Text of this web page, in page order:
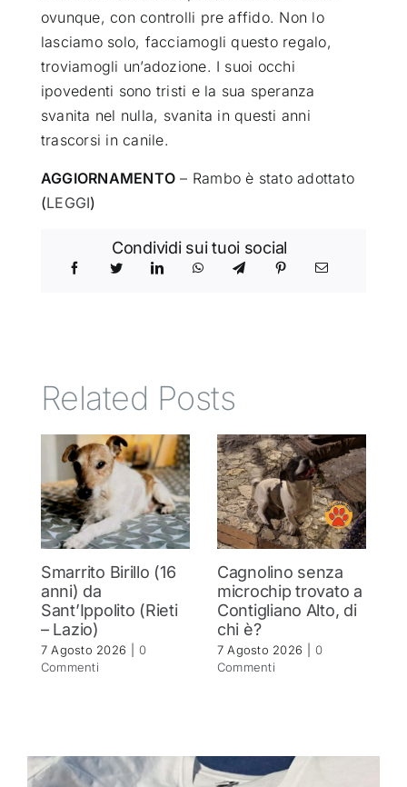
ovunque, con controlli pre affido. Non lo
lasciamo solo, facciamogli questo regalo,
troviamogli un’adozione. I suoi occhi
ipovedenti sono tristi e la sua speranza
svanita nel nulla, svanita in questi anni
trascorsi in canile.
AGGIORNAMENTO – Rambo è stato adottato
(LEGGI)
Condividi sui tuoi social
Related Posts
Smarrito Birillo (16
anni) da
Sant’Ippolito (Rieti
– Lazio)
7 Agosto 2026
0
Commenti
Cagnolino senza
microchip trovato a
Contigliano Alto, di
chi è?
7 Agosto 2026
0
Commenti